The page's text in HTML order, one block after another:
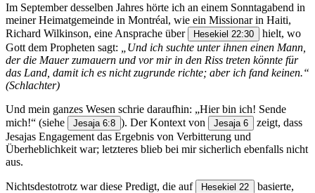
Im September desselben Jahres hörte ich an einem Sonntagabend in
meiner Heimatgemeinde in Montréal, wie ein Missionar in Haiti,
Richard Wilkinson, eine Ansprache über
Hesekiel 22:30
hielt, wo
Gott dem Propheten sagt:
„Und ich suchte unter ihnen einen Mann,
der die Mauer zumauern und vor mir in den Riss treten könnte für
das Land, damit ich es nicht zugrunde richte; aber ich fand keinen.“
(Schlachter)
Und mein ganzes Wesen schrie daraufhin: „Hier bin ich! Sende
mich!“ (siehe
Jesaja 6:8 ). Der Kontext von Jesaja 6
zeigt, dass
Jesajas Engagement das Ergebnis von Verbitterung und
Überheblichkeit war; letzteres blieb bei mir sicherlich ebenfalls nicht
aus.
Nichtsdestotrotz war diese Predigt, die auf Hesekiel 22
basierte,